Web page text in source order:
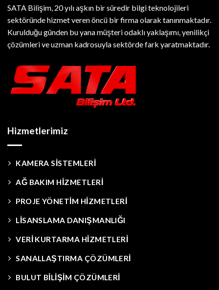
SATA Bilişim, 20 yılı aşkın bir süredir bilgi teknolojileri
sektöründe hizmet veren öncü bir firma olarak tanınmaktadır.
Kurulduğu günden bu yana müşteri odaklı yaklaşımı, yenilikçi
çözümleri ve uzman kadrosuyla sektörde fark yaratmaktadır.
Hizmetlerimiz
KAMERA SİSTEMLERİ
AĞ BAKIM HİZMETLERİ
PROJE YÖNETİM HİZMETLERİ
LİSANSLAMA DANIŞMANLIĞI
VERİ KURTARMA HİZMETLERİ
SANALLAŞTIRMA ÇÖZÜMLERİ
BULUT BİLİŞİM ÇÖZÜMLERİ